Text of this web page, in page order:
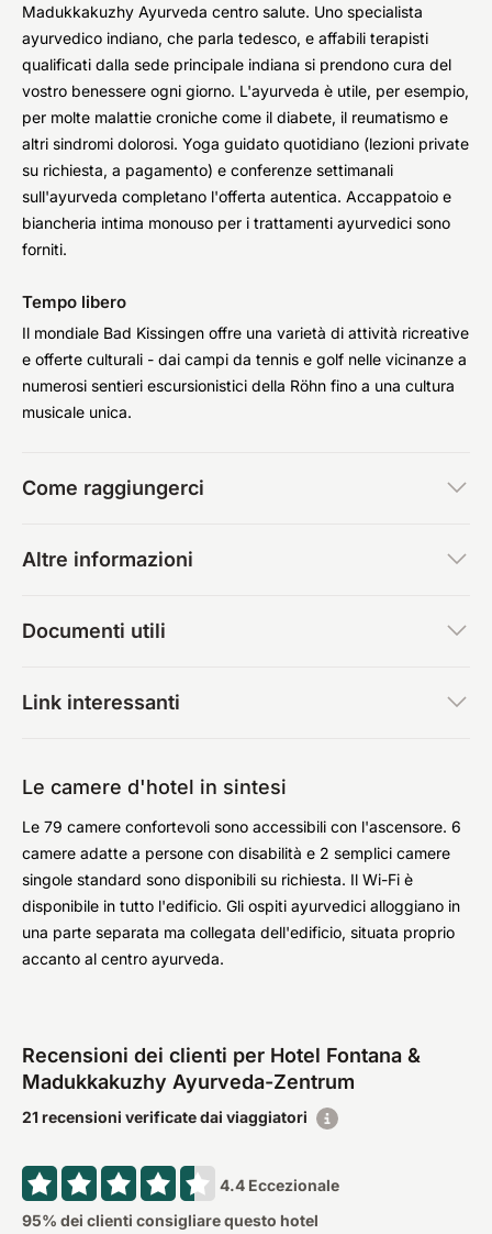
Madukkakuzhy Ayurveda centro salute. Uno specialista
ayurvedico indiano, che parla tedesco, e affabili terapisti
qualificati dalla sede principale indiana si prendono cura del
vostro benessere ogni giorno. L'ayurveda è utile, per esempio,
per molte malattie croniche come il diabete, il reumatismo e
altri sindromi dolorosi. Yoga guidato quotidiano (lezioni private
su richiesta, a pagamento) e conferenze settimanali
sull'ayurveda completano l'offerta autentica. Accappatoio e
biancheria intima monouso per i trattamenti ayurvedici sono
forniti.
Tempo libero
Il mondiale Bad Kissingen offre una varietà di attività ricreative
e offerte culturali - dai campi da tennis e golf nelle vicinanze a
numerosi sentieri escursionistici della Röhn fino a una cultura
musicale unica.
Come raggiungerci
Altre informazioni
Documenti utili
Link interessanti
Le camere d'hotel in sintesi
Le 79 camere confortevoli sono accessibili con l'ascensore. 6
camere adatte a persone con disabilità e 2 semplici camere
singole standard sono disponibili su richiesta. Il Wi-Fi è
disponibile in tutto l'edificio. Gli ospiti ayurvedici alloggiano in
una parte separata ma collegata dell'edificio, situata proprio
accanto al centro ayurveda.
Recensioni dei clienti per Hotel Fontana &
Madukkakuzhy Ayurveda-Zentrum
21 recensioni verificate dai viaggiatori
4.4 Eccezionale
95% dei clienti consigliare questo hotel